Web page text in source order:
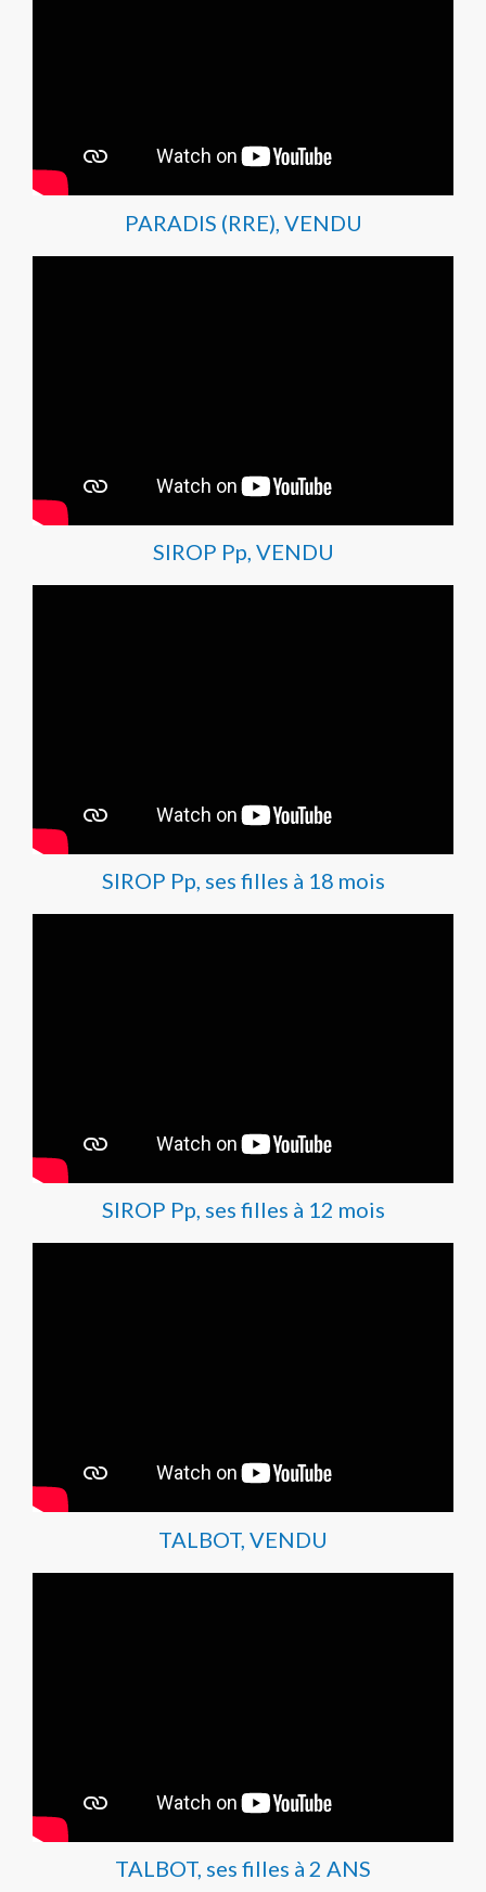
PARADIS (RRE), VENDU
SIROP Pp, VENDU
SIROP Pp, ses filles à 18 mois
SIROP Pp, ses filles à 12 mois
TALBOT, VENDU
TALBOT, ses filles à 2 ANS